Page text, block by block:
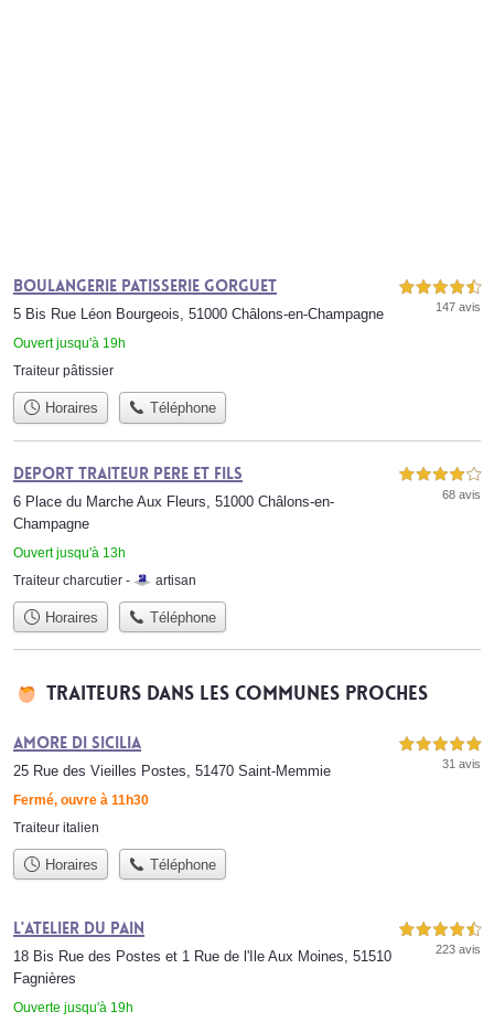
Boulangerie Patisserie Gorguet
5 Bis Rue Léon Bourgeois, 51000 Châlons-en-Champagne
Ouvert jusqu'à 19h
4,5 étoiles sur 5
147 avis
Traiteur pâtissier
Horaires Téléphone
Deport Traiteur Pere et Fils
6 Place du Marche Aux Fleurs, 51000 Châlons-en-
Champagne
Ouvert jusqu'à 13h
4,0 étoiles sur 5
68 avis
Traiteur charcutier - artisan
Horaires Téléphone
Traiteurs dans les communes proches
Amore Di Sicilia
25 Rue des Vieilles Postes, 51470 Saint-Memmie
Fermé, ouvre à 11h30
5,0 étoiles sur 5
31 avis
Traiteur italien
Horaires Téléphone
L'Atelier du Pain
18 Bis Rue des Postes et 1 Rue de l'Ile Aux Moines, 51510
Fagnières
Ouverte jusqu'à 19h
4,5 étoiles sur 5
223 avis